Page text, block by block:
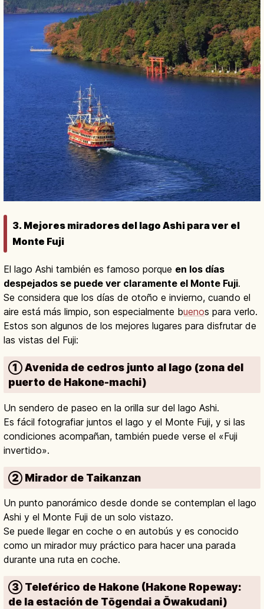
3. Mejores miradores del lago Ashi para ver el
Monte Fuji
El lago Ashi también es famoso porque en los días
despejados se puede ver claramente el Monte Fuji.
Se considera que los días de otoño e invierno, cuando el
aire está más limpio, son especialmente buenos para verlo.
Estos son algunos de los mejores lugares para disfrutar de
las vistas del Fuji:
① Avenida de cedros junto al lago (zona del
puerto de Hakone-machi)
Un sendero de paseo en la orilla sur del lago Ashi.
Es fácil fotografiar juntos el lago y el Monte Fuji, y si las
condiciones acompañan, también puede verse el «Fuji
invertido».
② Mirador de Taikanzan
Un punto panorámico desde donde se contemplan el lago
Ashi y el Monte Fuji de un solo vistazo.
Se puede llegar en coche o en autobús y es conocido
como un mirador muy práctico para hacer una parada
durante una ruta en coche.
③ Teleférico de Hakone (Hakone Ropeway:
de la estación de Tōgendai a Ōwakudani)